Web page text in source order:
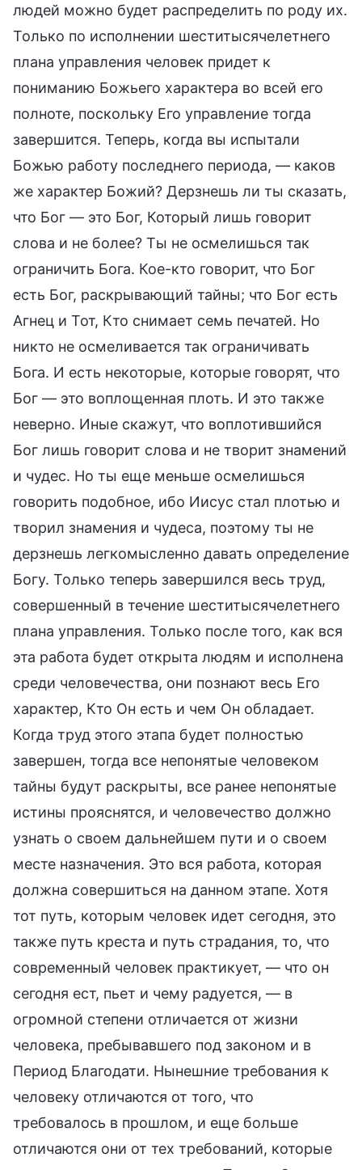
людей можно будет распределить по роду их.
Только по исполнении шеститысячелетнего
плана управления человек придет к
пониманию Божьего характера во всей его
полноте, поскольку Его управление тогда
завершится. Теперь, когда вы испытали
Божью работу последнего периода, — каков
же характер Божий? Дерзнешь ли ты сказать,
что Бог — это Бог, Который лишь говорит
слова и не более? Ты не осмелишься так
ограничить Бога. Кое-кто говорит, что Бог
есть Бог, раскрывающий тайны; что Бог есть
Агнец и Тот, Кто снимает семь печатей. Но
никто не осмеливается так ограничивать
Бога. И есть некоторые, которые говорят, что
Бог — это воплощенная плоть. И это также
неверно. Иные скажут, что воплотившийся
Бог лишь говорит слова и не творит знамений
и чудес. Но ты еще меньше осмелишься
говорить подобное, ибо Иисус стал плотью и
творил знамения и чудеса, поэтому ты не
дерзнешь легкомысленно давать определение
Богу. Только теперь завершился весь труд,
совершенный в течение шеститысячелетнего
плана управления. Только после того, как вся
эта работа будет открыта людям и исполнена
среди человечества, они познают весь Его
характер, Кто Он есть и чем Он обладает.
Когда труд этого этапа будет полностью
завершен, тогда все непонятые человеком
тайны будут раскрыты, все ранее непонятые
истины прояснятся, и человечество должно
узнать о своем дальнейшем пути и о своем
месте назначения. Это вся работа, которая
должна совершиться на данном этапе. Хотя
тот путь, которым человек идет сегодня, это
также путь креста и путь страдания, то, что
современный человек практикует, — что он
сегодня ест, пьет и чему радуется, — в
огромной степени отличается от жизни
человека, пребывавшего под законом и в
Период Благодати. Нынешние требования к
человеку отличаются от того, что
требовалось в прошлом, и еще больше
отличаются они от тех требований, которые